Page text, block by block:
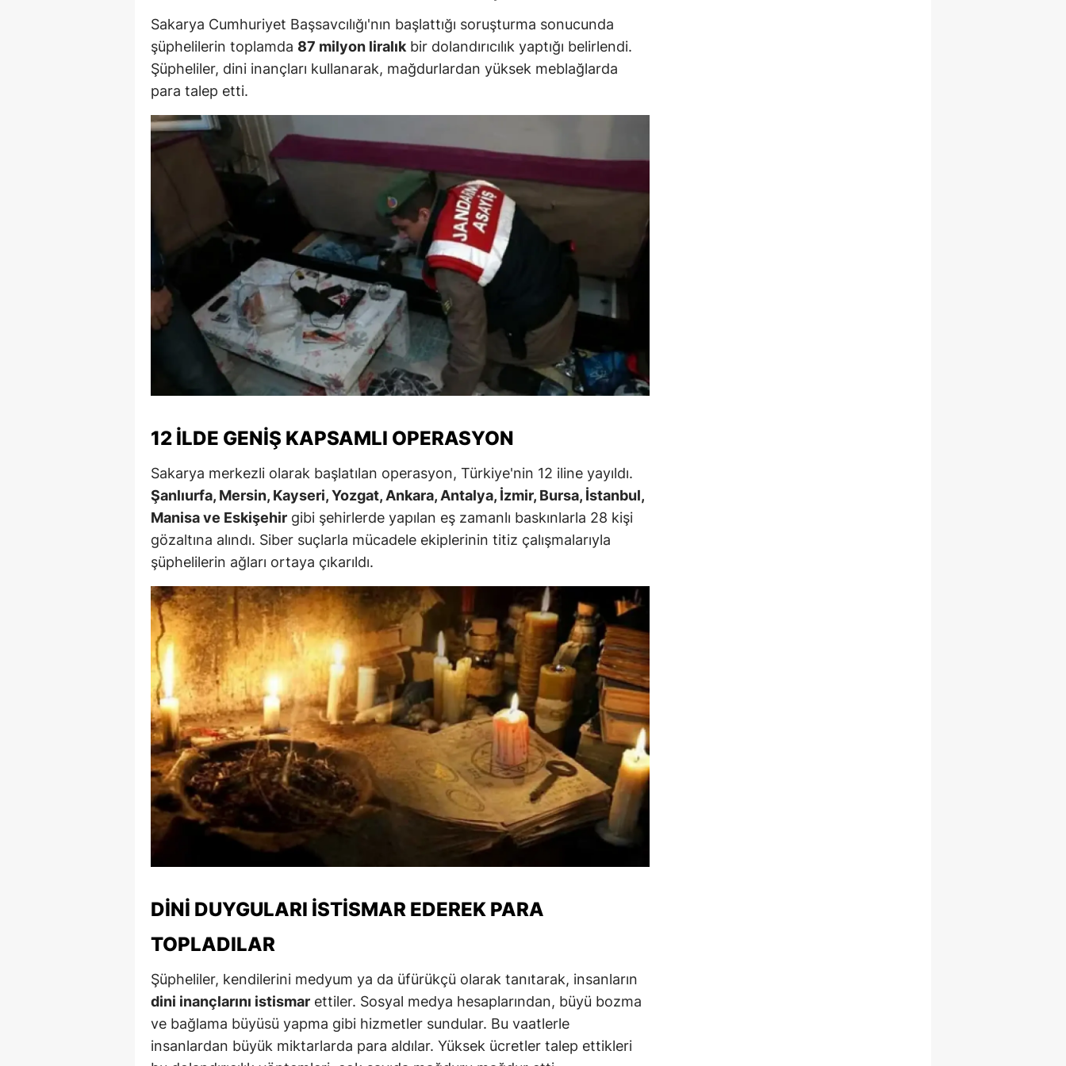
Mersin
İstanbul
Kars
Kastamonu
Kırklareli
Kırşehir
Kocaeli
Konya
Kütahya
Malatya
Kahramanmaraş
Mardin
Muğla
Muş
Niğde
Ordu
Rize
Sakarya
Samsun
Sinop
Tekirdağ
Tokat
Şanlıurfa
Uşak
Van
Sakarya Cumhuriyet Başsavcılığı'nın başlattığı soruşturma sonucunda
şüphelilerin toplamda 87 milyon liralıkbir dolandırıcılık yaptığı belirlendi.
Şüpheliler, dini inançları kullanarak, mağdurlardan yüksek meblağlarda
para talep etti.
12 İLDE GENIŞ KAPSAMLI OPERASYON
Sakarya merkezli olarak başlatılan operasyon, Türkiye'nin 12 iline yayıldı.
Şanlıurfa, Mersin, Kayseri, Yozgat, Ankara, Antalya, İzmir, Bursa, İstanbul,
Manisa ve Eskişehir gibi şehirlerde yapılan eş zamanlı baskınlarla 28 kişi
gözaltına alındı. Siber suçlarla mücadele ekiplerinin titiz çalışmalarıyla
şüphelilerin ağları ortaya çıkarıldı.
DINI DUYGULARI İSTISMAR EDEREK PARA
TOPLADILAR
Şüpheliler, kendilerini medyum ya da üfürükçü olarak tanıtarak, insanların
dini inançlarını istismar ettiler. Sosyal medya hesaplarından, büyü bozma
ve bağlama büyüsü yapma gibi hizmetler sundular. Bu vaatlerle
insanlardan büyük miktarlarda para aldılar. Yüksek ücretler talep ettikleri